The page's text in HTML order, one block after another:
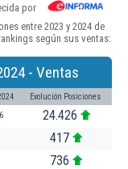
por
entre 2023 y 2024 de
según sus ventas:
- Ventas
Evolución Posiciones
24.426
417
736